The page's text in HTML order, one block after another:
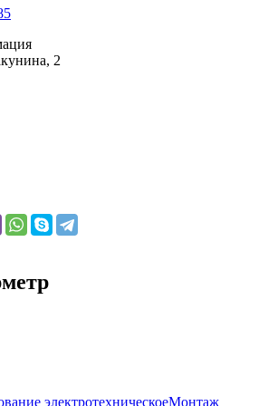
2
электротехническоеМонтаж